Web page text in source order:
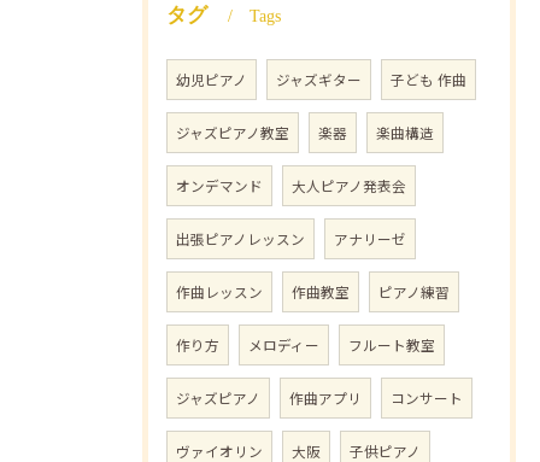
タグ Tags
幼児ピアノ ジャズギター 子ども 作曲
ジャズピアノ教室 楽器 楽曲構造
オンデマンド 大人ピアノ発表会
出張ピアノレッスン アナリーゼ
作曲レッスン 作曲教室 ピアノ練習
作り方 メロディー フルート教室
ジャズピアノ 作曲アプリ コンサート
ヴァイオリン 大阪 子供ピアノ